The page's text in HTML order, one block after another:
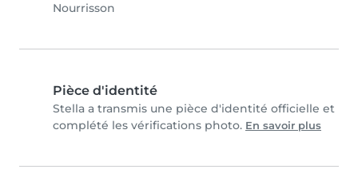
Nourrisson
Pièce d'identité
Stella a transmis une pièce d'identité officielle et
complété les vérifications photo. En savoir plus